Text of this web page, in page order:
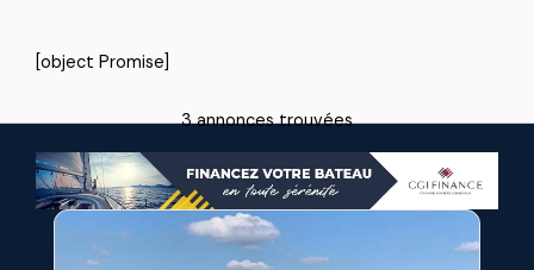
[object Promise]
3 annonces trouvées